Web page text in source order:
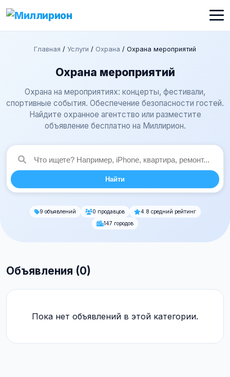
Главная / Услуги / Охрана / Охрана мероприятий
Охрана мероприятий
Охрана на мероприятиях: концерты, фестивали,
спортивные события. Обеспечение безопасности гостей.
Найдите охранное агентство или разместите
объявление бесплатно на Миллирион.
Найти
9 объявлений 0 продавцов
4.8 средний рейтинг
147 городов
Объявления (0)
Пока нет объявлений в этой категории.